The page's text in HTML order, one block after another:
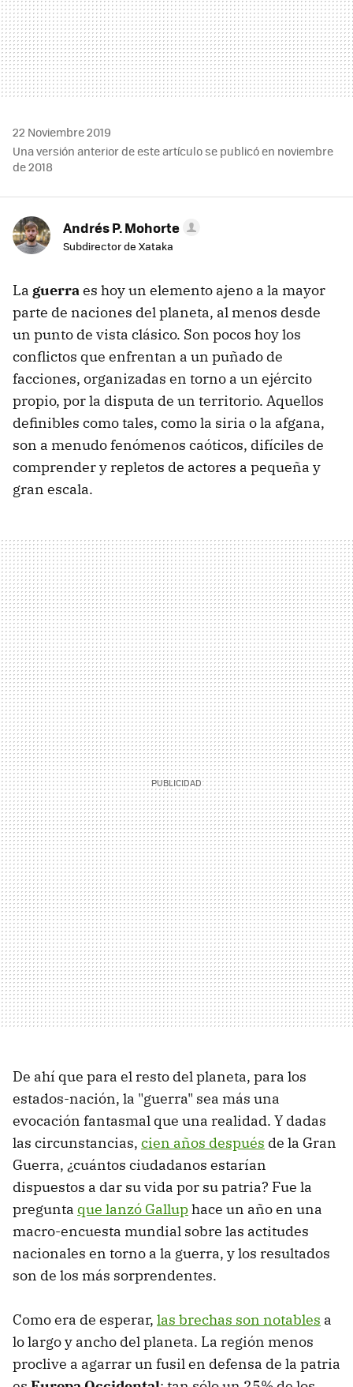
22 Noviembre 2019
Una versión anterior de este artículo se publicó en noviembre
de 2018
Andrés P. Mohorte
Subdirector de Xataka
La guerraes hoy un elemento ajeno a la mayor
parte de naciones del planeta, al menos desde
un punto de vista clásico. Son pocos hoy los
conflictos que enfrentan a un puñado de
facciones, organizadas en torno a un ejército
propio, por la disputa de un territorio. Aquellos
definibles como tales, como la siria o la afgana,
son a menudo fenómenos caóticos, difíciles de
comprender y repletos de actores a pequeña y
gran escala.
De ahí que para el resto del planeta, para los
estados-nación, la "guerra" sea más una
evocación fantasmal que una realidad. Y dadas
las circunstancias, cien años después de la Gran
Guerra, ¿cuántos ciudadanos estarían
dispuestos a dar su vida por su patria? Fue la
pregunta que lanzó Galluphace un año en una
macro-encuesta mundial sobre las actitudes
nacionales en torno a la guerra, y los resultados
son de los más sorprendentes.
Como era de esperar, las brechas son notables a
lo largo y ancho del planeta. La región menos
proclive a agarrar un fusil en defensa de la patria